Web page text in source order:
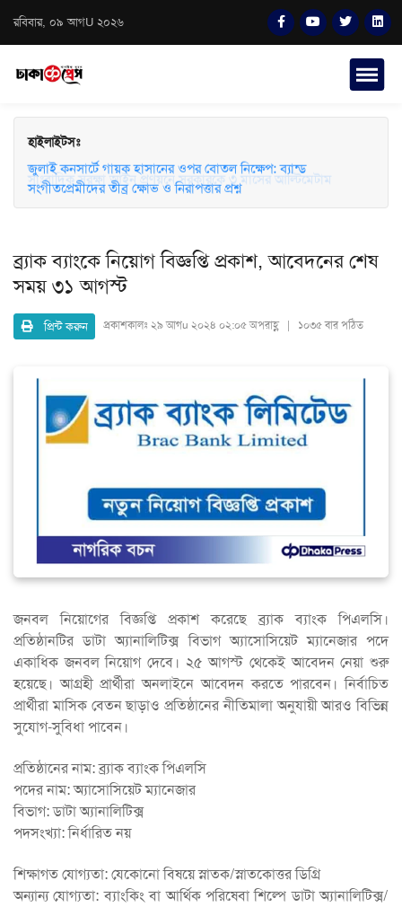
রবিবার, ০৯ আগU ২০২৬
হাইলাইটসঃ
সাংবাদিক সুরক্ষা আইন প্রণয়নে সরকারকে ৩ মাসের আল্টিমেটাম
জুলাই কনসার্টে গায়ক হাসানের ওপর বোতল নিক্ষেপ: ব্যান্ড
সংগীতপ্রেমীদের তীব্র ক্ষোভ ও নিরাপত্তার প্রশ্ন
ব্র্যাক ব্যাংকে নিয়োগ বিজ্ঞপ্তি প্রকাশ, আবেদনের শেষ
সময় ৩১ আগস্ট
প্রিন্ট করুন প্রকাশকালঃ ২৯ আগu ২০২৪ ০২:০৫ অপরাহ্ণ | ১০৩৫ বার পঠিত
জনবল নিয়োগের বিজ্ঞপ্তি প্রকাশ করেছে ব্র্যাক ব্যাংক পিএলসি।
প্রতিষ্ঠানটির ডাটা অ্যানালিটিক্স বিভাগ অ্যাসোসিয়েট ম্যানেজার পদে
একাধিক জনবল নিয়োগ দেবে। ২৫ আগস্ট থেকেই আবেদন নেয়া শুরু
হয়েছে। আগ্রহী প্রার্থীরা অনলাইনে আবেদন করতে পারবেন। নির্বাচিত
প্রার্থীরা মাসিক বেতন ছাড়াও প্রতিষ্ঠানের নীতিমালা অনুযায়ী আরও বিভিন্ন
সুযোগ-সুবিধা পাবেন।
প্রতিষ্ঠানের নাম: ব্র্যাক ব্যাংক পিএলসি
পদের নাম: অ্যাসোসিয়েট ম্যানেজার
বিভাগ: ডাটা অ্যানালিটিক্স
পদসংখ্যা: নির্ধারিত নয়
শিক্ষাগত যোগ্যতা: যেকোনো বিষয়ে স্নাতক/স্নাতকোত্তর ডিগ্রি
অন্যান্য যোগ্যতা: ব্যাংকিং বা আর্থিক পরিষেবা শিল্পে ডাটা অ্যানালিটিক্স/